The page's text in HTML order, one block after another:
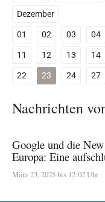
Dezember
01
02 03 04
11
12 13 14
22
23 24 27
Nachrichten
Google und die
Europa: Eine
März 23, 2025 bis 12:02 Uhr